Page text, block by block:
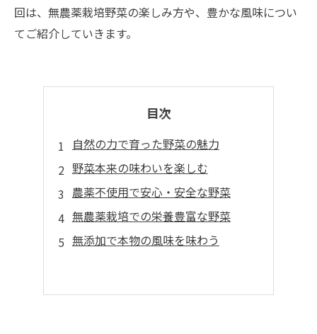
回は、無農薬栽培野菜の楽しみ方や、豊かな風味につい
てご紹介していきます。
目次
自然の力で育った野菜の魅力
野菜本来の味わいを楽しむ
農薬不使用で安心・安全な野菜
無農薬栽培での栄養豊富な野菜
無添加で本物の風味を味わう